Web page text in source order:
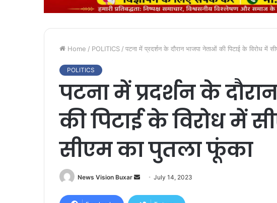
Home / POLITICS / पटना में प्रदर्शन के दौरान भाजपा नेताओं की पिटाई के विरोध में
POLITICS
पटना में प्रदर्शन के
की पिटाई के विरोध में
सीएम का पुतला फूंका
News Vision Buxar
n
July 14, 2023